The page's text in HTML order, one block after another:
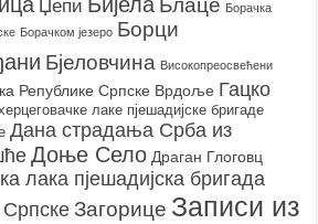
Џепи Блаце Борачкa
Борачком језеро Борци
Бјеловчина Високопреосвећени
Републике Српске Врдоље Гацко
лаке пјешадијске бригаде
Дана страдања Срба из
Доње Село Драган Глоговц
лака пјешадијска бригада
Српске Загорице Записи из